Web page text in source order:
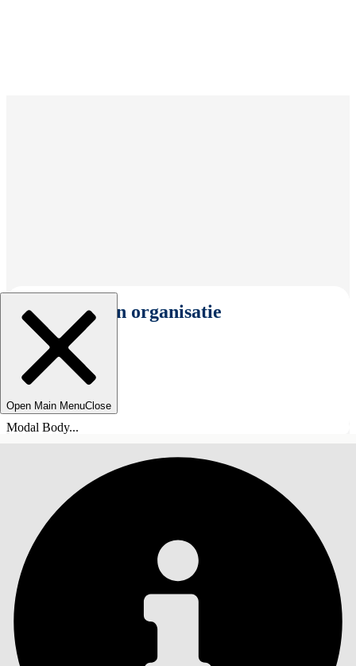
Selecteer een organisatie
Open Main MenuClose
Modal Body...
INHOUDSOPGAVE